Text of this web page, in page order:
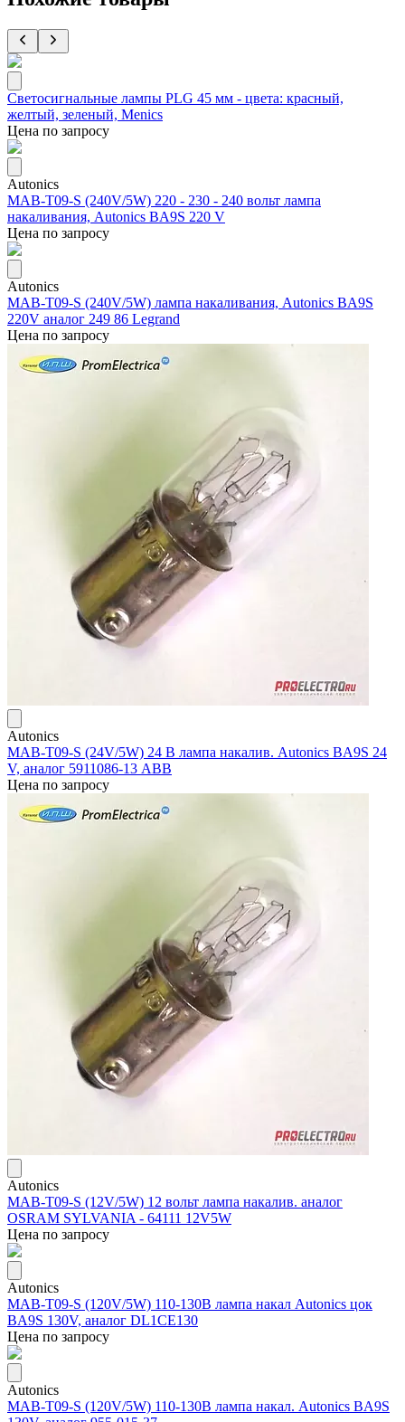
Светосигнальные лампы PLG 45 мм - цвета: красный,
желтый, зеленый, Menics
Цена по запросу
Autonics
MAB-T09-S (240V/5W) 220 - 230 - 240 вольт лампа
накаливания, Autonics BA9S 220 V
Цена по запросу
Autonics
MAB-T09-S (240V/5W) лампа накаливания, Autonics BA9S
220V аналог 249 86 Legrand
Цена по запросу
Autonics
MAB-T09-S (24V/5W) 24 В лампа накалив. Autonics BA9S 24
V, аналог 5911086-13 ABB
Цена по запросу
Autonics
MAB-T09-S (12V/5W) 12 вольт лампа накалив. аналог
OSRAM SYLVANIA - 64111 12V5W
Цена по запросу
Autonics
MAB-T09-S (120V/5W) 110-130В лампа накал Autonics цок
BA9S 130V, аналог DL1CE130
Цена по запросу
Autonics
MAB-T09-S (120V/5W) 110-130В лампа накал. Autonics BA9S